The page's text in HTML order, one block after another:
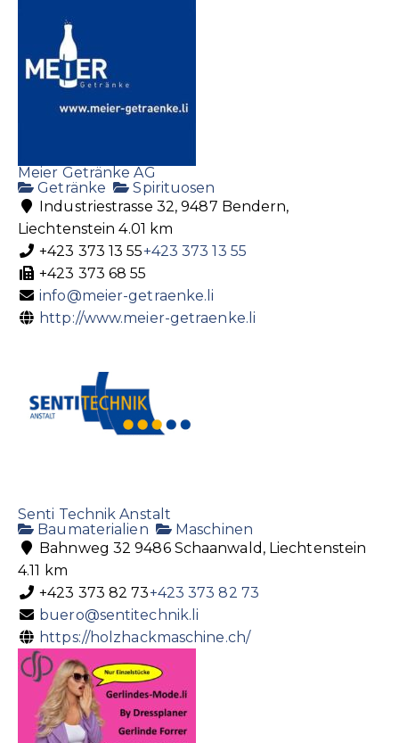
Meier Getränke AG
Getränke
Spirituosen
Industriestrasse 32, 9487 Bendern,
Liechtenstein 4.01 km
+423 373 13 55+423 373 13 55
+423 373 68 55
info@meier-getraenke.li
http://www.meier-getraenke.li
Senti Technik Anstalt
Baumaterialien
Maschinen
Bahnweg 32 9486 Schaanwald, Liechtenstein
4.11 km
+423 373 82 73+423 373 82 73
buero@sentitechnik.li
https://holzhackmaschine.ch/